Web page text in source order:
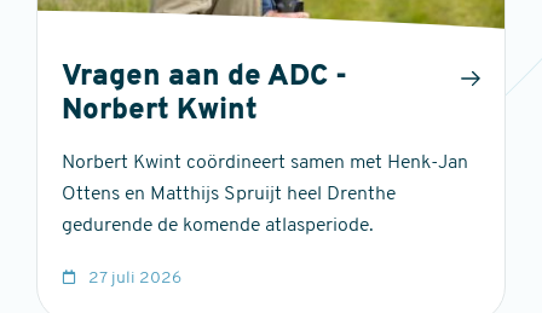
Vragen aan de ADC -
Norbert Kwint
Norbert Kwint coördineert samen met Henk-Jan
Ottens en Matthijs Spruijt heel Drenthe
gedurende de komende atlasperiode.
27 juli 2026